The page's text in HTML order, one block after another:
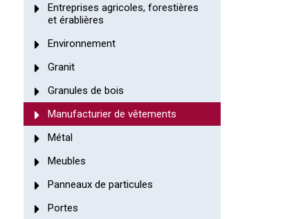
Entreprises agricoles, forestières
et érablières
Environnement
Granit
Granules de bois
Manufacturier de vêtements
Métal
Meubles
Panneaux de particules
Portes